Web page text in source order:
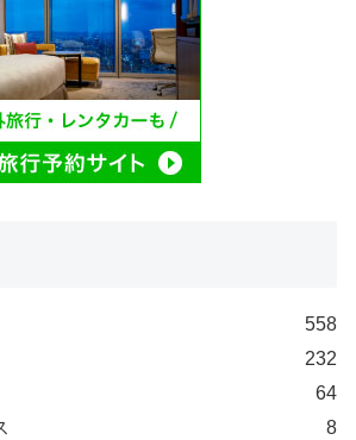
558
232
64
8